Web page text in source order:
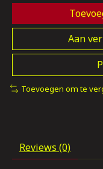
Aan
Toevoegen om te
Reviews (0)